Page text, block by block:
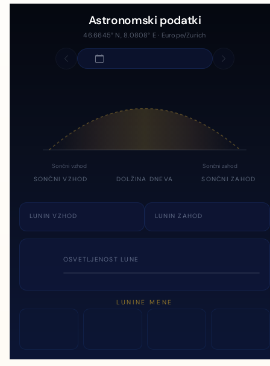
Astronomski podatki
46.6645° N, 8.0808° E · Europe/Zurich
Sončni vzhod Sončni zahod
SONČNI VZHOD DOLŽINA DNEVA SONČNI ZAHOD
LUNIN VZHOD LUNIN ZAHOD
OSVETLJENOST LUNE
LUNINE MENE